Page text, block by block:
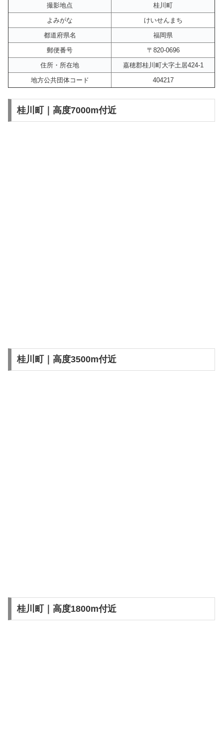
撮影地点
桂川町
よみがな
けいせんまち
都道府県名
福岡県
郵便番号
〒820-0696
住所・所在地
嘉穂郡桂川町大字土居424-1
地方公共団体コード
404217
桂川町｜高度7000m付近
桂川町｜高度3500m付近
桂川町｜高度1800m付近